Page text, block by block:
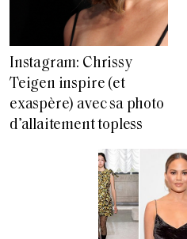
Instagram: Chrissy
Teigen inspire (et
exaspère) avec sa photo
d’allaitement topless